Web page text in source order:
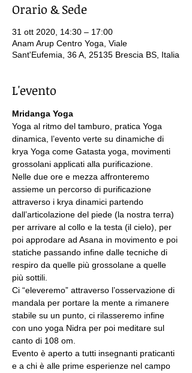
Orario & Sede
31 ott 2020, 14:30 – 17:00
Anam Arup Centro Yoga, Viale
Sant'Eufemia, 36 A, 25135 Brescia BS, Italia
L'evento
Mridanga Yoga
Yoga al ritmo del tamburo, pratica Yoga
dinamica, l’evento verte su dinamiche di
krya Yoga come Gatasta yoga, movimenti
grossolani applicati alla purificazione.
Nelle due ore e mezza affronteremo
assieme un percorso di purificazione
attraverso i krya dinamici partendo
dall’articolazione del piede (la nostra terra)
per arrivare al collo e la testa (il cielo), per
poi approdare ad Asana in movimento e poi
statiche passando infine dalle tecniche di
respiro da quelle più grossolane a quelle
più sottili.
Ci “eleveremo” attraverso l’osservazione di
mandala per portare la mente a rimanere
stabile su un punto, ci rilasseremo infine
con uno yoga Nidra per poi meditare sul
canto di 108 om.
Evento è aperto a tutti insegnanti praticanti
e a chi è alle prime esperienze nel campo